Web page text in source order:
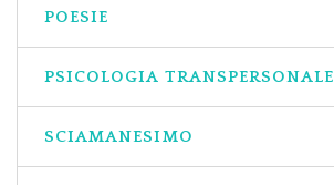
POESIE
PSICOLOGIA TRANSPERSONALE
SCIAMANESIMO